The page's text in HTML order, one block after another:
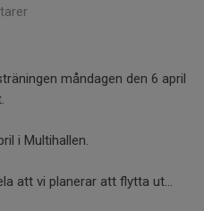
måndagen den 6 april
i Multihallen.
att vi planerar att flytta ut...